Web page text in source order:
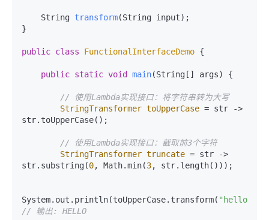
    String
transform(String input) ;
}
public class FunctionalInterfaceDemo {
public static void main(String[] args) {
// 使用Lambda实现接口：将字符串转为大写
StringTransformer toUpperCase = str ->
str.toUpperCase();
// 使用Lambda实现接口：截取前3个字符
StringTransformer truncate = str ->
str.substring(0, Math.min(3, str.length()));
System.out.println(toUpperCase.transform( "hello"
// 输出: HELLO